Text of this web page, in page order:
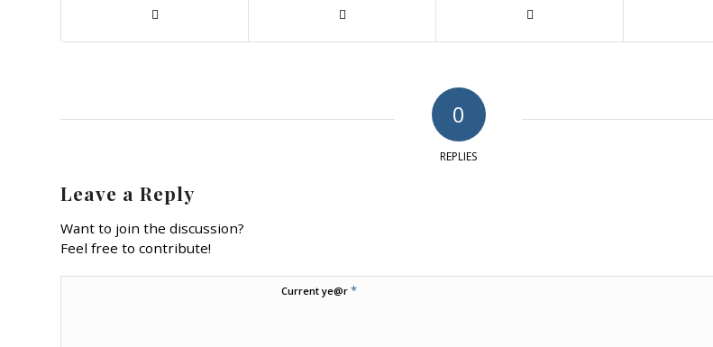
0
REPLIES
Leave a Reply
Want to join the discussion?
Feel free to contribute!
Current ye@r *